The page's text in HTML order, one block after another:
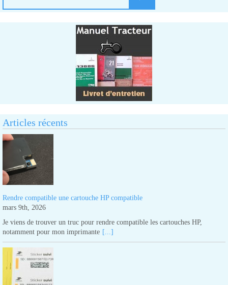
Articles récents
Rendre compatible une cartouche HP compatible
mars 9th, 2026
Je viens de trouver un truc pour rendre compatible les cartouches HP,
notamment pour mon imprimante [...]